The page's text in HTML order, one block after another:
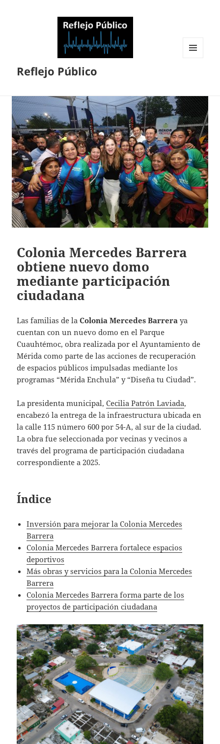
Reflejo Público
Colonia Mercedes Barrera
obtiene nuevo domo
mediante participación
ciudadana
Las familias de laColonia Mercedes Barrera ya
cuentan con un nuevo domo en el Parque
Cuauhtémoc, obra realizada por el Ayuntamiento de
Mérida como parte de las acciones de recuperación
de espacios públicos impulsadas mediante los
programas “Mérida Enchula” y “Diseña tu Ciudad”.
La presidenta municipal,Cecilia Patrón Laviada,
encabezó la entrega de la infraestructura ubicada en
la calle 115 número 600 por 54-A, al sur de la ciudad.
La obra fue seleccionada por vecinas y vecinos a
través del programa de participación ciudadana
correspondiente a 2025.
Índice
Inversión para mejorar la Colonia Mercedes
Barrera
Colonia Mercedes Barrera fortalece espacios
deportivos
Más obras y servicios para la Colonia Mercedes
Barrera
Colonia Mercedes Barrera forma parte de los
proyectos de participación ciudadana